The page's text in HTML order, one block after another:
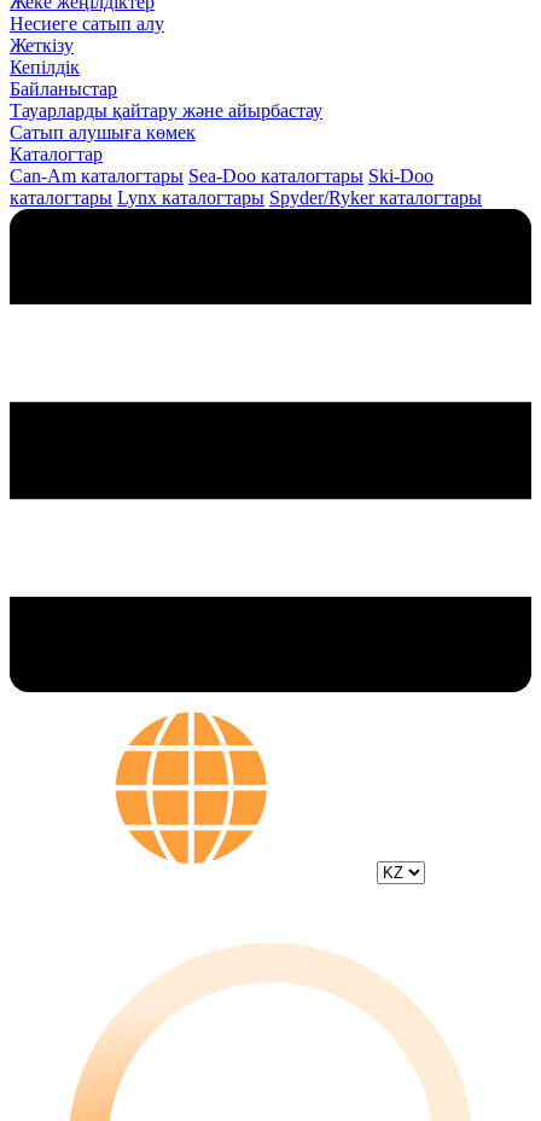
Несиеге сатып алу
Жеткізу
Кепілдік
Байланыстар
Тауарларды қайтару және айырбастау
Сатып алушыға көмек
Каталогтар
Can-Am каталогтары Sea-Doo каталогтары Ski-Doo
каталогтары Lynx каталогтары Spyder/Ryker каталогтары